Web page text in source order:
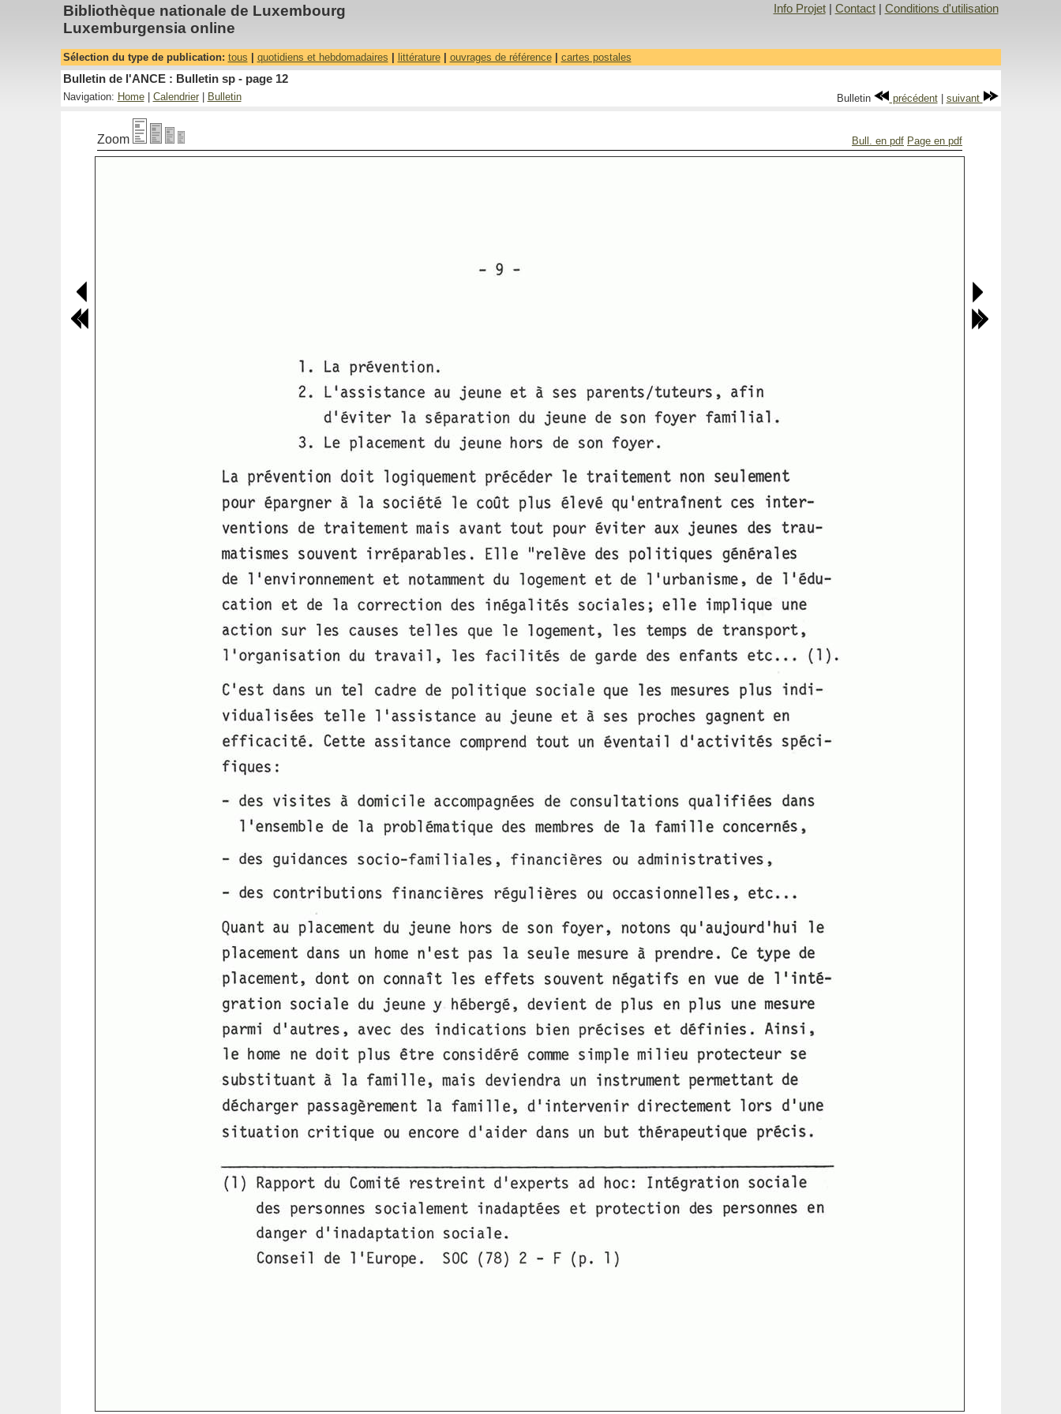
Bibliothèque nationale de Luxembourg
Luxemburgensia online
Info Projet| Contact| Conditions d'utilisation
Sélection du type de publication: tous quotidiens et hebdomadaires littérature| ouvrages de référence| cartes postales
Bulletin de l'ANCE : Bulletin sp - page 12
Navigation: Home| Calendrier| Bulletin Bulletin précédent| suivant
Zoom Bull. en pdf Page en pdf